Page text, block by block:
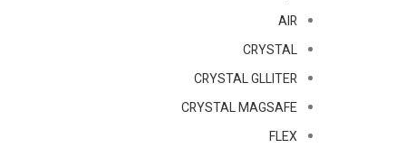
AIR
CRYSTAL
CRYSTAL GLLITER
CRYSTAL MAGSAFE
FLEX